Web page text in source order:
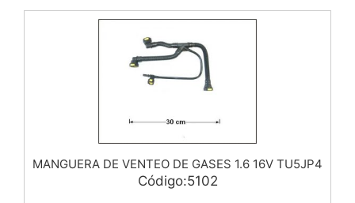
MANGUERA DE VENTEO DE GASES 1.6 16V TU5JP4
Código:5102